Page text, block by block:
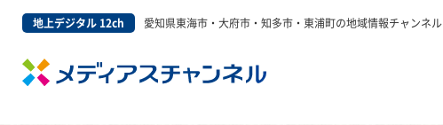
地上デジタル 12ch 愛知県東海市・大府市・知多市・東浦町の地域情報チャンネル